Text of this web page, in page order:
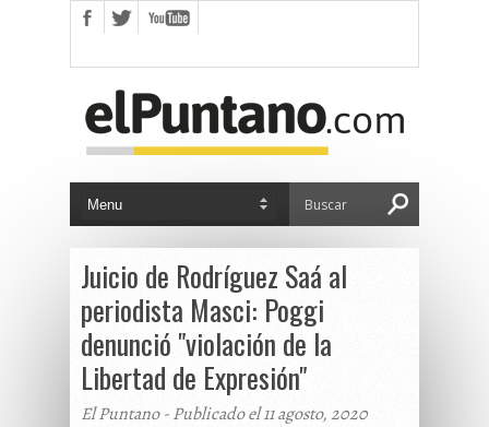
Juicio de Rodríguez Saá al
periodista Masci: Poggi
denunció "violación de la
Libertad de Expresión"
El Puntano - Publicado el 11 agosto, 2020